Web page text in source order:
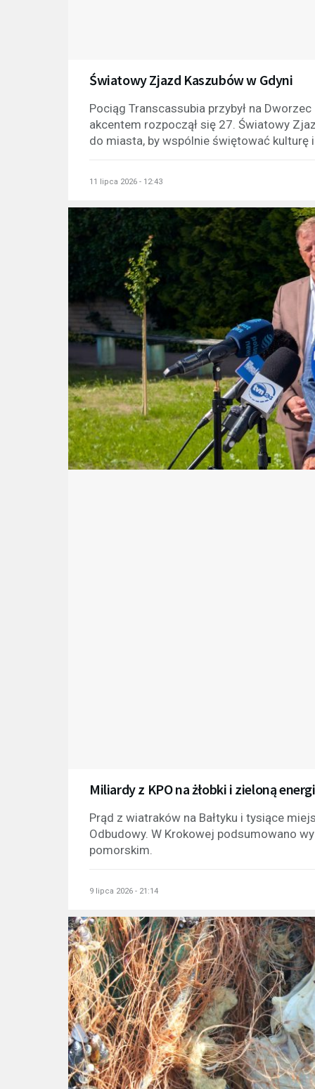
Światowy Zjazd Kaszubów w Gdyni
Pociąg Transcassubia przybył na
akcentem rozpoczął się 27. Światowy
do miasta, by wspólnie świętować kulturę
11 lipca 2026 - 12:43
Miliardy z KPO na żłobki i zieloną
Prąd z wiatraków na Bałtyku i tysiące
Odbudowy. W Krokowej podsumowano
pomorskim.
9 lipca 2026 - 21:14